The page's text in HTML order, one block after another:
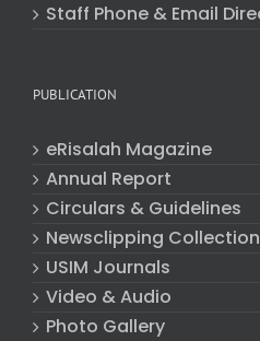
Staff Phone & Email
PUBLICATION
eRisalah Magazine
Annual Report
Circulars & Guidelines
Newsclipping Collection
USIM Journals
Video & Audio
Photo Gallery